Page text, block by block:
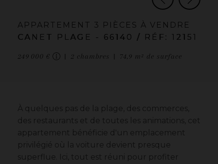
APPARTEMENT 3 PIÈCES À VENDRE
CANET PLAGE
- 66140 / RÉF: 12151
249 000 € 2 chambres 74,9 m² de surface
À quelques pas de la plage, des commerces,
des restaurants et de toutes les animations, cet
appartement bénéficie d'un emplacement
privilégié où la voiture devient presque
superflue. Ici, tout est réuni pour profiter